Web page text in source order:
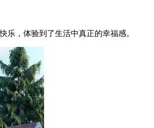
，体验到了生活中真正的幸福感。